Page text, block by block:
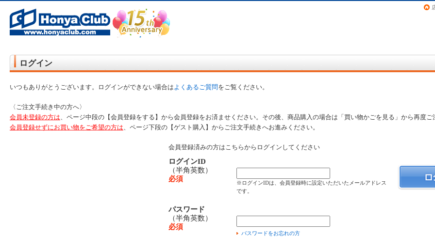
ログイン
いつもありがとうございます。ログインができない場合はよくあるご質問をご覧ください。
〈ご注文手続き中の方へ〉
会員未登録の方は、ページ中段の【会員登録をする】から会員登録をお済ませください。その後、商品購入の場合は「買い物かごを見る」から再度ご
会員登録せずにお買い物をご希望の方は、ページ下段の【ゲスト購入】からご注文手続きへお進みください。
会員登録済みの方はこちらからログインしてください
ログインID
（半角英数）
必須
※ログインIDは、会員登録時に設定いただいたメールアドレス
です。
パスワード
（半角英数）
必須
パスワードをお忘れの方